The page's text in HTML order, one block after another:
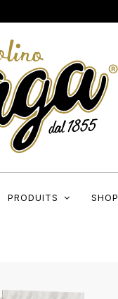
PRODUITS SHOP